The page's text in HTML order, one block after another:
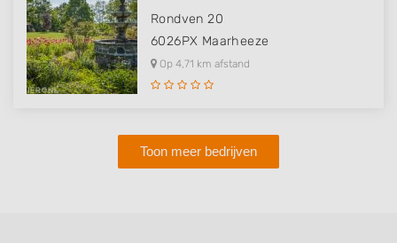
Rondven 20
6026PX Maarheeze
Op 4,71 km afstand
Toon meer bedrijven